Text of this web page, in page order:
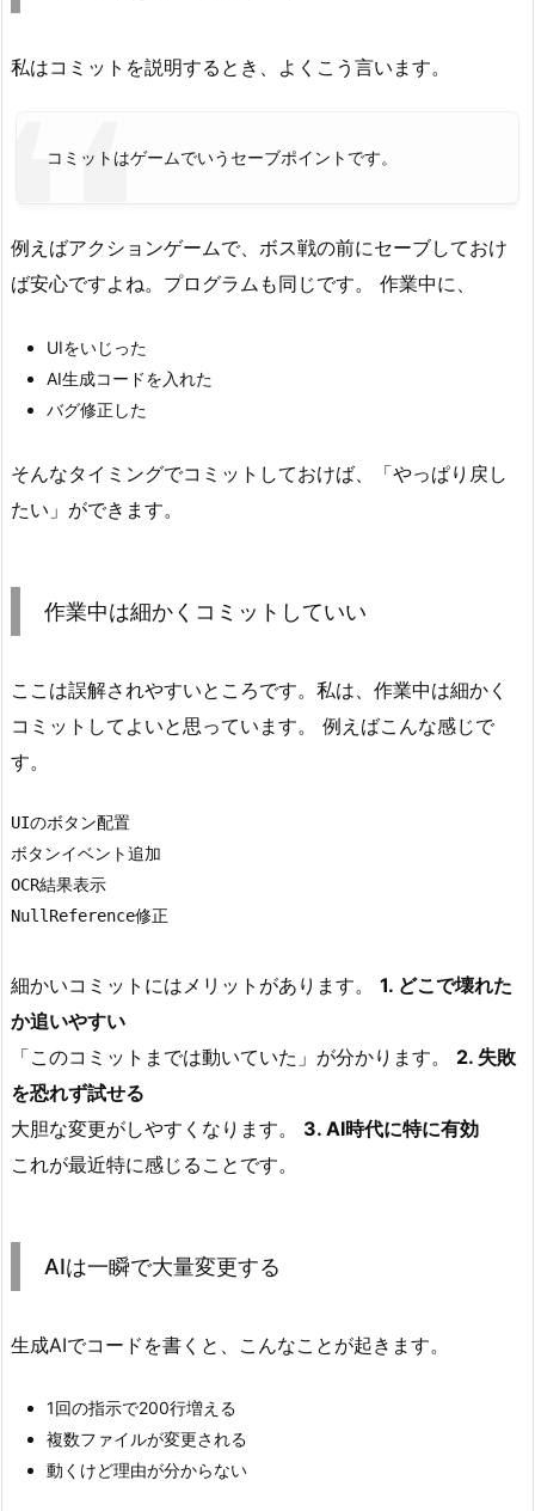
は
ブ
ン
ト
作
業
中
細
か
ッ
し
て
3.
A
I
は
大
量
変
更
す
最
「f
x」
で
も
私はコミットを説明するとき、よくこう言います。
コミットはゲームでいうセーブポイントです。
例えばアクションゲームで、ボス戦の前にセーブしておけ
ば安心ですよね。プログラムも同じです。 作業中に、
UIをいじった
AI生成コードを入れた
バグ修正した
そんなタイミングでコミットしておけば、「やっぱり戻し
たい」ができます。
作業中は細かくコミットしていい
ここは誤解されやすいところです。私は、作業中は細かく
コミットしてよいと思っています。 例えばこんな感じで
す。
UIのボタン配置
ボタンイベント追加
OCR結果表示
NullReference修正
細かいコミットにはメリットがあります。 1. どこで壊れた
か追いやすい
「このコミットまでは動いていた」が分かります。 2. 失敗
を恐れず試せる
大胆な変更がしやすくなります。 3. AI時代に特に有効
これが最近特に感じることです。
AIは一瞬で大量変更する
生成AIでコードを書くと、こんなことが起きます。
1回の指示で200行増える
複数ファイルが変更される
動くけど理由が分からない